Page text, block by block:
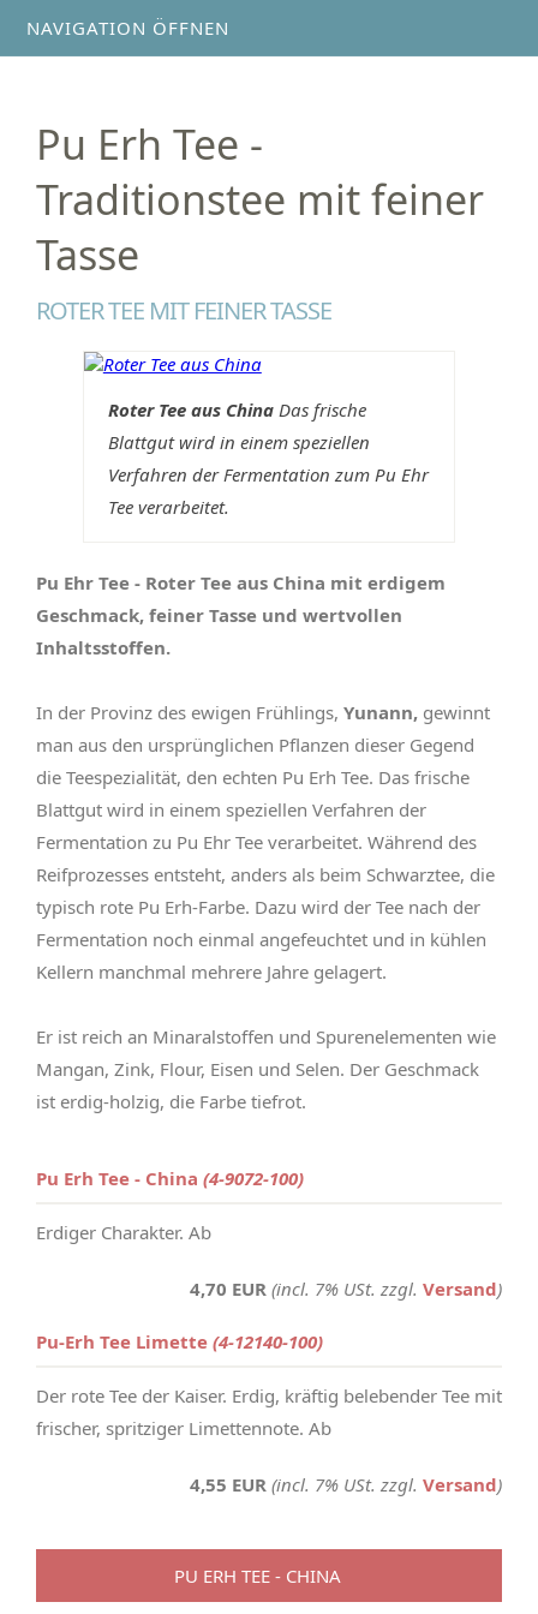
NAVIGATION ÖFFNEN
Pu Erh Tee -
Traditionstee mit feiner
Tasse
ROTER TEE MIT FEINER TASSE
Roter Tee aus ChinaDas frische
Blattgut wird in einem speziellen
Verfahren der Fermentation zum Pu Ehr
Tee verarbeitet.
Pu Ehr Tee - Roter Tee aus China mit erdigem
Geschmack, feiner Tasse und wertvollen
Inhaltsstoffen.
In der Provinz des ewigen Frühlings, Yunann, gewinnt
man aus den ursprünglichen Pflanzen dieser Gegend
die Teespezialität, den echten Pu Erh Tee. Das frische
Blattgut wird in einem speziellen Verfahren der
Fermentation zu Pu Ehr Tee verarbeitet. Während des
Reifprozesses entsteht, anders als beim Schwarztee, die
typisch rote Pu Erh-Farbe. Dazu wird der Tee nach der
Fermentation noch einmal angefeuchtet und in kühlen
Kellern manchmal mehrere Jahre gelagert.
Er ist reich an Minaralstoffen und Spurenelementen wie
Mangan, Zink, Flour, Eisen und Selen. Der Geschmack
ist erdig-holzig, die Farbe tiefrot.
Pu Erh Tee - China (4-9072-100)
Erdiger Charakter. Ab
4,70 EUR (incl. 7% USt. zzgl. Versand)
Pu-Erh Tee Limette (4-12140-100)
Der rote Tee der Kaiser. Erdig, kräftig belebender Tee mit
frischer, spritziger Limettennote. Ab
4,55 EUR (incl. 7% USt. zzgl. Versand)
PU ERH TEE - CHINA